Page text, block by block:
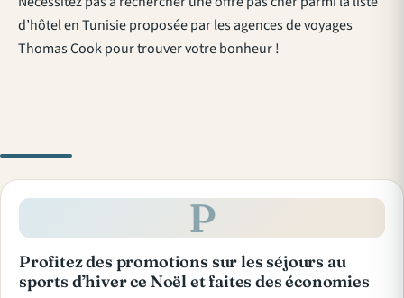
d’hôtel en Tunisie proposée par les agences de voyages
Thomas Cook pour trouver votre bonheur !
P
Profitez des promotions sur les séjours au
sports d’hiver ce Noël et faites des économies